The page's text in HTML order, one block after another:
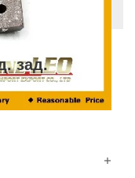
зад.
перед. зад.